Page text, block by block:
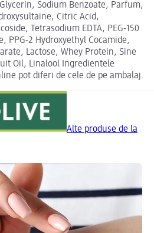
Sodium Benzoate, Parfum,
Citric Acid,
Tetrasodium EDTA, PEG-150
PPG-2 Hydroxyethyl Cocamide,
Lactose, Whey Protein, Sine
Oil, Linalool Ingredientele
pot diferi de cele de pe ambalaj.
Alte produse de la